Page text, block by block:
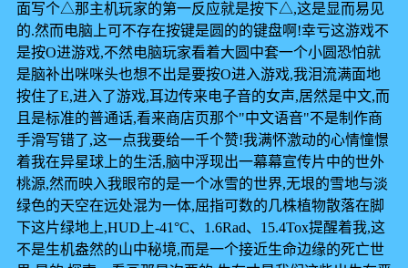
面写个△那主机玩家的第一反应就是按下△,这是显而易见
的.然而电脑上可不存在按键是圆的的键盘啊!幸亏这游戏不
是按O进游戏,不然电脑玩家看着大圆中套一个小圆恐怕就
是脑补出咪咪头也想不出是要按O进入游戏,我泪流满面地
按住了E,进入了游戏,耳边传来电子音的女声,居然是中文,而
且是标准的普通话,看来商店页那个"中文语音"不是制作商
手滑写错了,这一点我要给一千个赞!我满怀激动的心情憧憬
着我在异星球上的生活,脑中浮现出一幕幕宣传片中的世外
桃源,然而映入我眼帘的是一个冰雪的世界,无垠的雪地与淡
绿色的天空在远处混为一体,屈指可数的几株植物散落在脚
下这片绿地上,HUD上-41°C、1.6Rad、15.4Tox提醒着我,这
不是生机盎然的山中秘境,而是一个接近生命边缘的死亡世